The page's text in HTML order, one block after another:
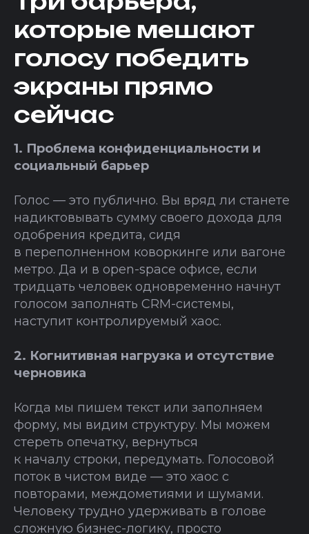
которые мешают
голосу победить
экраны прямо
сейчас
1. Проблема конфиденциальности и
социальный барьер
Голос — это публично. Вы вряд ли станете
надиктовывать сумму своего дохода для
одобрения кредита, сидя
в переполненном коворкинге или вагоне
метро. Да и в open-space офисе, если
тридцать человек одновременно начнут
голосом заполнять CRM-системы,
наступит контролируемый хаос.
2. Когнитивная нагрузка и отсутствие
черновика
Когда мы пишем текст или заполняем
форму, мы видим структуру. Мы можем
стереть опечатку, вернуться
к началу строки, передумать. Голосовой
поток в чистом виде — это хаос с
повторами, междометиями и шумами.
Человеку трудно удерживать в голове
сложную бизнес-логику, просто